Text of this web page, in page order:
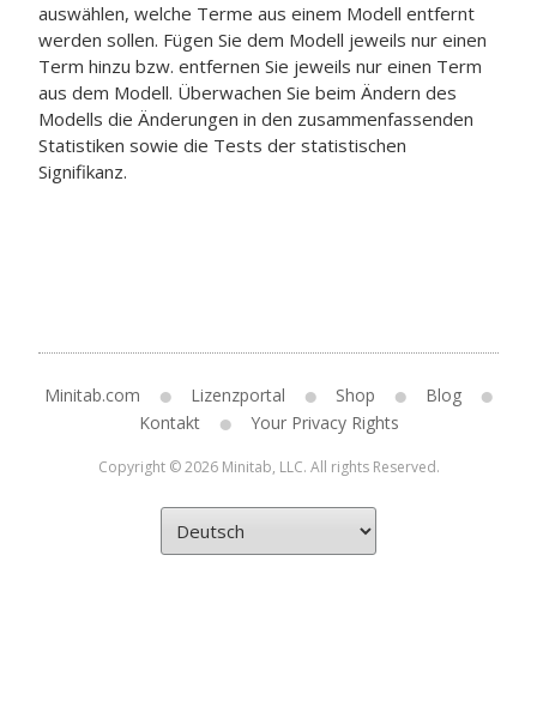
auswählen, welche Terme aus einem Modell entfernt
werden sollen. Fügen Sie dem Modell jeweils nur einen
Term hinzu bzw. entfernen Sie jeweils nur einen Term
aus dem Modell. Überwachen Sie beim Ändern des
Modells die Änderungen in den zusammenfassenden
Statistiken sowie die Tests der statistischen
Signifikanz.
Minitab.com Lizenzportal Shop
Blog
Kontakt
Your Privacy Rights
Copyright © 2026 Minitab, LLC. All rights Reserved.